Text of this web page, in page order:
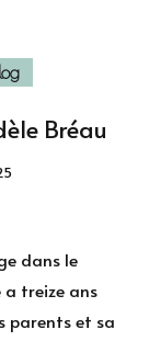
Bréau
dans le
a treize ans
parents et sa